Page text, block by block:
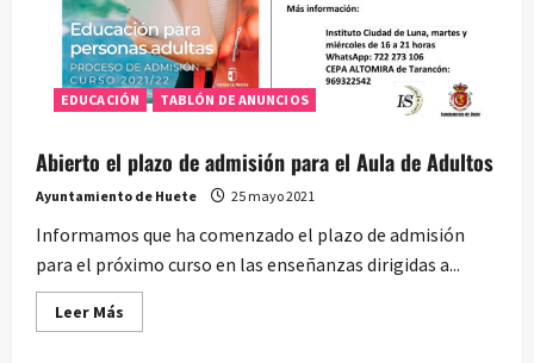
10
EDUCACIÓN TABLÓN DE ANUNCIOS
Abierto el plazo de admisión para el Aula de Adultos
Ayuntamiento de Huete 25 mayo 2021
Informamos que ha comenzado el plazo de admisión
para el próximo curso en las enseñanzas dirigidas a...
Leer Más
más